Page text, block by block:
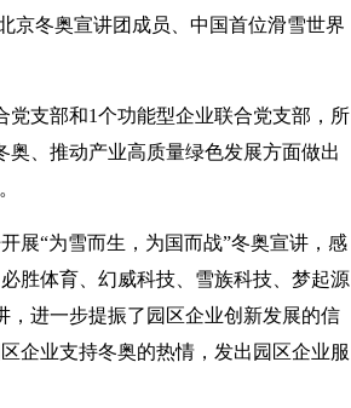
京冬奥宣讲团成员、中国首位滑雪世界
党支部和1个功能型企业联合党支部，所
奥、推动产业高质量绿色发展方面做出
展“为雪而生，为国而战”冬奥宣讲，感
胜体育、幻威科技、雪族科技、梦起源
，进一步提振了园区企业创新发展的信
企业支持冬奥的热情，发出园区企业服